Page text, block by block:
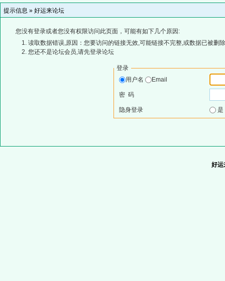
提示信息 » 好运来论坛
您没有登录或者您没有权限访问此页面，可能有如下几个原因:
读取数据错误,原因：您要访问的链接无效,可能链接不完整,或数据已被删
您还不是论坛会员,请先登录论坛
登录
用户名
Email
密 码
隐身登录
好